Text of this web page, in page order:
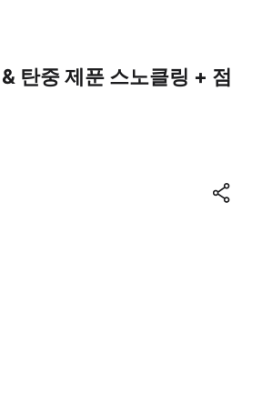
탄중 제푼 스노클링 + 점